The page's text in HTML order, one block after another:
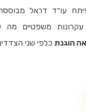
עו״ד דראל
עקרונות משפטיים
הוגנתכלפי שני